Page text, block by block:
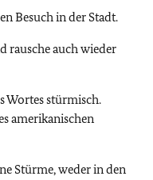
Besuch in der Stadt.
rausche auch wieder
Wortes stürmisch.
amerikanischen
Stürme, weder in den